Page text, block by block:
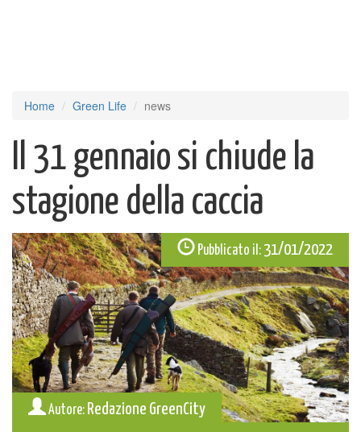
Home Green Life news
Il 31 gennaio si chiude la
stagione della caccia
Pubblicato il: 31/01/2022
Autore: Redazione GreenCity